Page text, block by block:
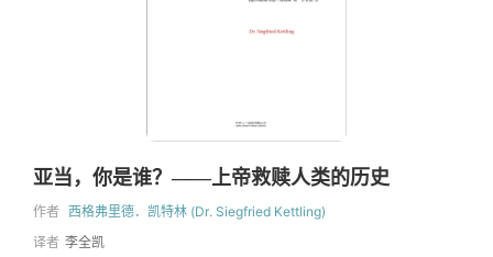
亚当，你是谁？——上帝救赎人类的历史
作者 西格弗里德．凯特林 (Dr. Siegfried Kettling)
译者 李全凯